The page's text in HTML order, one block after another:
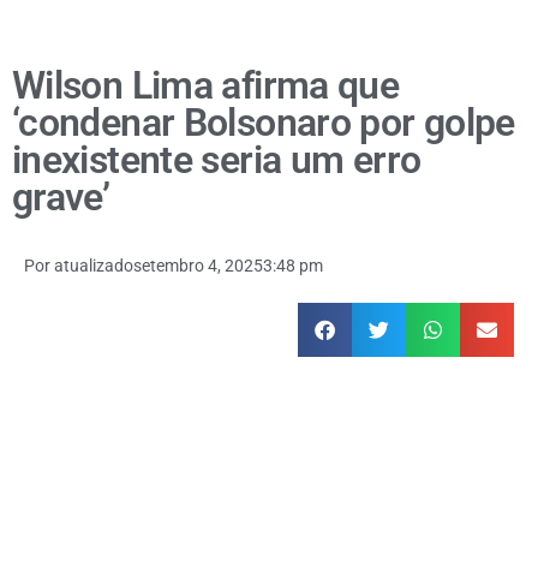
Wilson Lima afirma que
‘condenar Bolsonaro por golpe
inexistente seria um erro
grave’
Poratualizadosetembro 4, 20253:48 pm